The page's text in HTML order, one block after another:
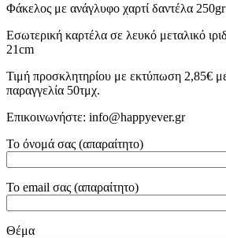
Φάκελος με ανάγλυφο χαρτί δαντέλα
Εσωτερική καρτέλα σε λευκό μεταλικό
21cm
Τιμή προσκλητηρίου με εκτύπωση 2,85€
παραγγελία 50τμχ.
Επικοινωνήστε: info@happyever.gr
Το όνομά σας (απαραίτητο)
Το email σας (απαραίτητο)
Θέμα